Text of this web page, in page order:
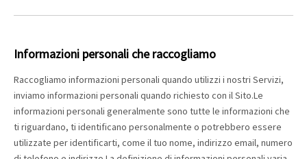
Informazioni personali che raccogliamo
Raccogliamo informazioni personali quando utilizzi i nostri Servizi,
inviamo informazioni personali quando richiesto con il Sito.Le
informazioni personali generalmente sono tutte le informazioni che
ti riguardano, ti identificano personalmente o potrebbero essere
utilizzate per identificarti, come il tuo nome, indirizzo email, numero